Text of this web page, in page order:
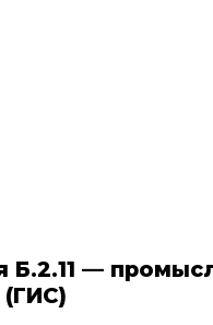
Б.2.11 —